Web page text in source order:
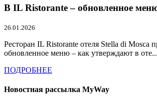
В IL Ristorante – обновленное
26.01.2026
Ресторан IL Ristorante отеля Stella di Mosca
обновленное меню – как утверждают в оте...
ПОДРОБНЕЕ
Новостная рассылка MyWay